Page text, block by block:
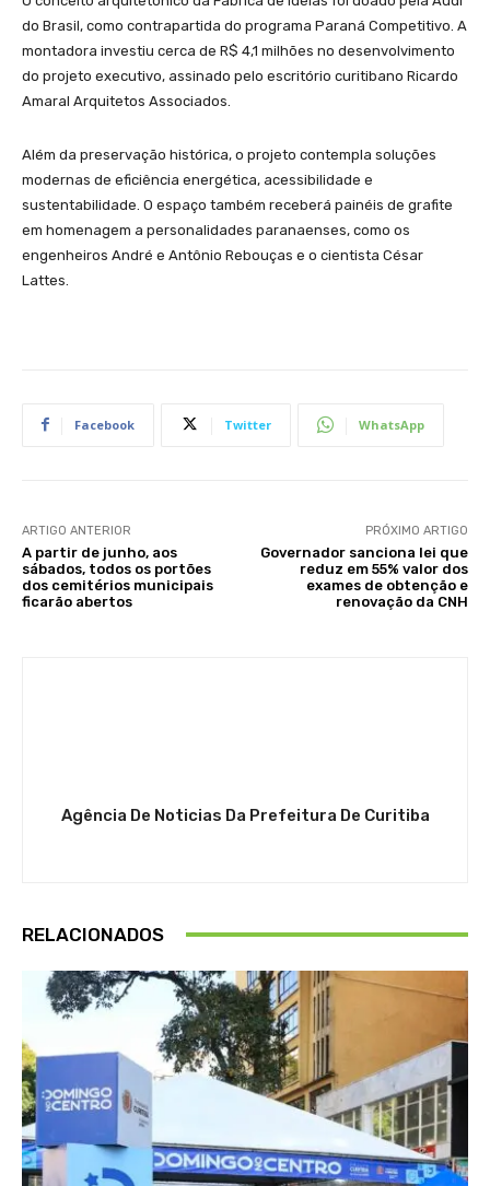
do Brasil, como contrapartida do programa Paraná Competitivo. A
montadora investiu cerca de R$ 4,1 milhões no desenvolvimento
do projeto executivo, assinado pelo escritório curitibano Ricardo
Amaral Arquitetos Associados.
Além da preservação histórica, o projeto contempla soluções
modernas de eficiência energética, acessibilidade e
sustentabilidade. O espaço também receberá painéis de grafite
em homenagem a personalidades paranaenses, como os
engenheiros André e Antônio Rebouças e o cientista César
Lattes.
Facebook Twitter WhatsApp
ARTIGO ANTERIOR
A partir de junho, aos
sábados, todos os portões
dos cemitérios municipais
ficarão abertos
PRÓXIMO ARTIGO
Governador sanciona lei que
reduz em 55% valor dos
exames de obtenção e
renovação da CNH
Agência De Noticias Da Prefeitura De Curitiba
RELACIONADOS